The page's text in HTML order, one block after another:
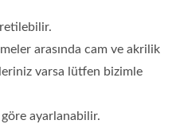
arasında cam ve akrilik
varsa lütfen bizimle
ayarlanabilir.